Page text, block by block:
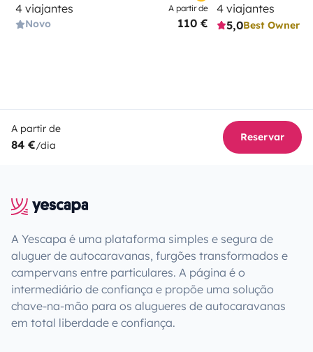
4 viajantes
Novo
A partir de
110 €
4 viajantes
5,0Best Owner
A partir de
84 €/dia
Reservar
A Yescapa é uma plataforma simples e segura de
aluguer de autocaravanas, furgões transformados e
campervans entre particulares. A página é o
intermediário de confiança e propõe uma solução
chave-na-mão para os alugueres de autocaravanas
em total liberdade e confiança.